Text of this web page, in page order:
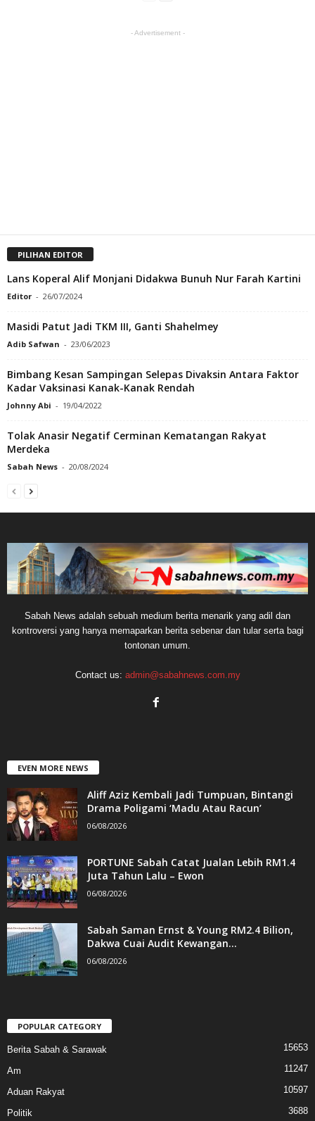
- Advertisement -
PILIHAN EDITOR
Lans Koperal Alif Monjani Didakwa Bunuh Nur Farah Kartini
Editor - 26/07/2024
Masidi Patut Jadi TKM III, Ganti Shahelmey
Adib Safwan - 23/06/2023
Bimbang Kesan Sampingan Selepas Divaksin Antara Faktor
Kadar Vaksinasi Kanak-Kanak Rendah
Johnny Abi - 19/04/2022
Tolak Anasir Negatif Cerminan Kematangan Rakyat
Merdeka
Sabah News - 20/08/2024
Sabah News adalah sebuah medium berita menarik yang adil dan
kontroversi yang hanya memaparkan berita sebenar dan tular serta bagi
tontonan umum.
Contact us: admin@sabahnews.com.my
EVEN MORE NEWS
Aliff Aziz Kembali Jadi Tumpuan, Bintangi
Drama Poligami ‘Madu Atau Racun’
06/08/2026
PORTUNE Sabah Catat Jualan Lebih RM1.4
Juta Tahun Lalu – Ewon
06/08/2026
Sabah Saman Ernst & Young RM2.4 Bilion,
Dakwa Cuai Audit Kewangan...
06/08/2026
POPULAR CATEGORY
Berita Sabah & Sarawak 15653
Am 11247
Aduan Rakyat 10597
Politik 3688